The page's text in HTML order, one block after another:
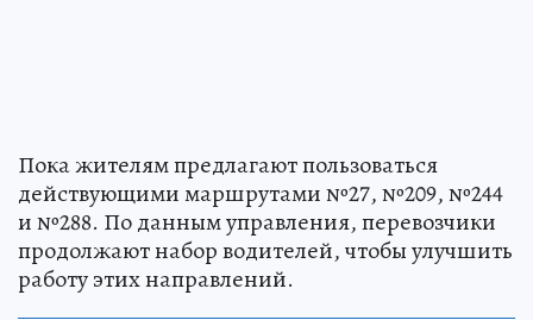
Пока жителям предлагают пользоваться
действующими маршрутами №27, №209, №244
и №288. По данным управления, перевозчики
продолжают набор водителей, чтобы улучшить
работу этих направлений.